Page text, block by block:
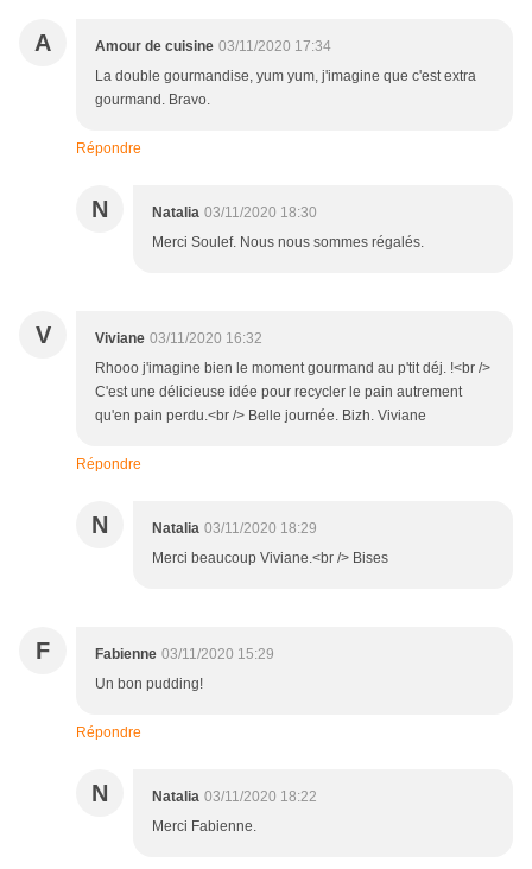
A Amour de cuisine 03/11/2020 17:34
La double gourmandise, yum yum, j'imagine que c'est extra
gourmand. Bravo.
Répondre
N Natalia 03/11/2020 18:30
Merci Soulef. Nous nous sommes régalés.
V Viviane 03/11/2020 16:32
Rhooo j'imagine bien le moment gourmand au p'tit déj. !<br />
C'est une délicieuse idée pour recycler le pain autrement
qu'en pain perdu.<br /> Belle journée. Bizh. Viviane
Répondre
N Natalia 03/11/2020 18:29
Merci beaucoup Viviane.<br /> Bises
F Fabienne 03/11/2020 15:29
Un bon pudding!
Répondre
N Natalia 03/11/2020 18:22
Merci Fabienne.